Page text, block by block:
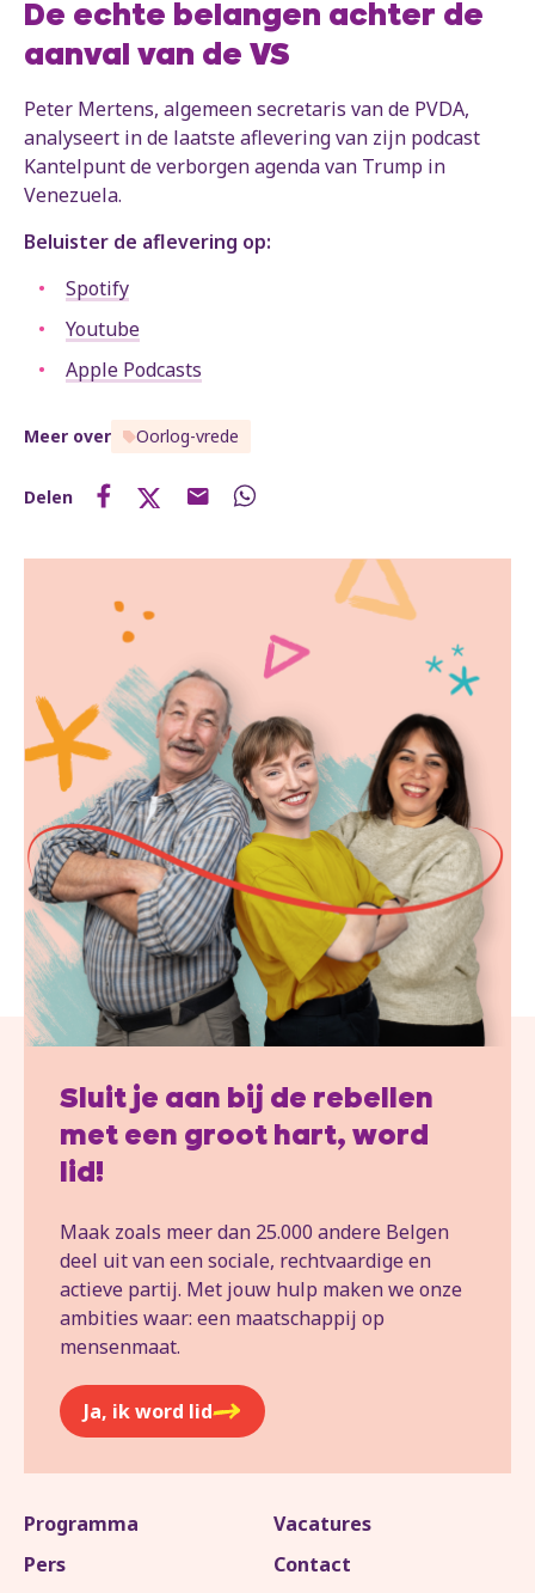
De echte belangen achter de
aanval van de VS
Peter Mertens, algemeen secretaris van de PVDA,
analyseert in de laatste aflevering van zijn podcast
Kantelpunt de verborgen agenda van Trump in
Venezuela.
Beluister de aflevering op:
Spotify
Youtube
Apple Podcasts
Meer over Oorlog-vrede
Delen
Sluit je aan bij de rebellen
met een groot hart, word
lid!
Maak zoals meer dan 25.000 andere Belgen
deel uit van een sociale, rechtvaardige en
actieve partij. Met jouw hulp maken we onze
ambities waar: een maatschappij op
mensenmaat.
Ja, ik word lid
Programma
Vacatures
Pers
Contact